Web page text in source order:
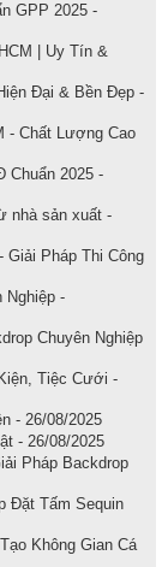
GPP 2025 -
| Uy Tín &
Đại & Bền Đẹp -
- Chất Lượng Cao
Chuẩn 2025 -
nhà sản xuất -
Giải Pháp Thi Công
Nghiệp -
Chuyên Nghiệp
Tiệc Cưới -
- 26/08/2025
- 26/08/2025
Pháp Backdrop
Đặt Tấm Sequin
Không Gian Cá